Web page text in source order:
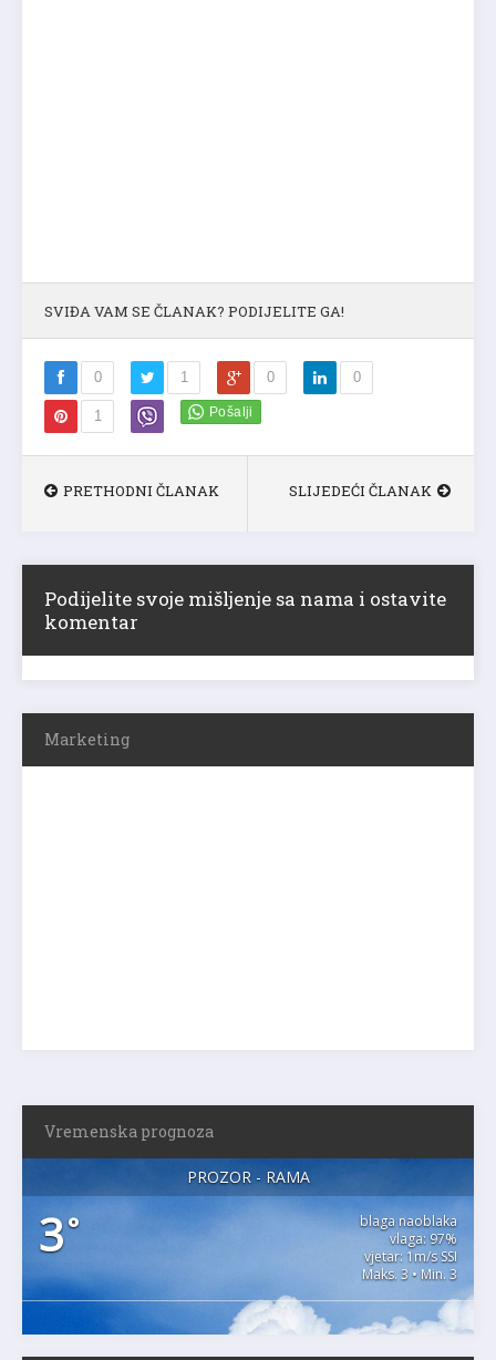
SVIĐA VAM SE ČLANAK? PODIJELITE GA!
0 1 0 0
1
PRETHODNI ČLANAK SLIJEDEĆI ČLANAK
Podijelite svoje mišljenje sa nama i ostavite
komentar
Marketing
Vremenska prognoza
PROZOR - RAMA
3°
blaga naoblaka
vlaga: 97%
vjetar: 1m/s SSI
Maks. 3 • Min. 3